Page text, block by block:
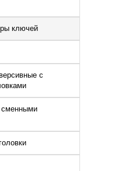
ключей
с
сменными